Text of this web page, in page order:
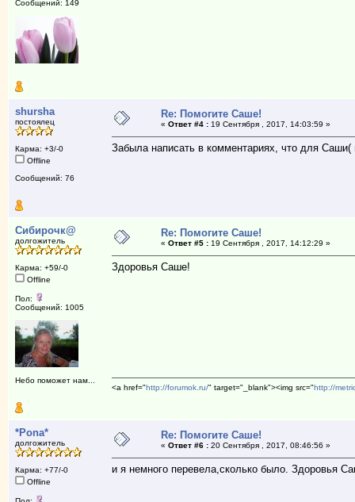
Сообщений: 149
shursha
постоялец
Карма: +3/-0
Offline
Сообщений: 76
Re: Помогите Саше!
« Ответ #4 :19 Сентября , 2017, 14:03:59 »
Забыла написать в комментариях, что для
Сибирочк@
долгожитель
Карма: +59/-0
Offline
Пол:
Сообщений: 1005
Небо поможет нам...
Re: Помогите Саше!
« Ответ #5 :19 Сентября , 2017, 14:12:29 »
Здоровья Саше!
<a href="http://forumok.ru/" target="_blank"><img src="http://
*Pona*
долгожитель
Карма: +77/-0
Offline
Re: Помогите Саше!
« Ответ #6 :20 Сентября , 2017, 08:46:56 »
и я немного перевела,сколько было. Здоровья